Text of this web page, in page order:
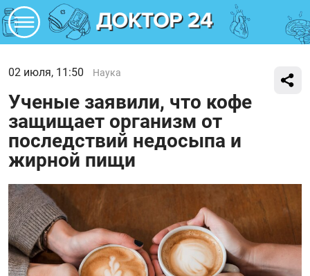
02 июля, 11:50 Наука
Ученые заявили, что кофе
защищает организм от
последствий недосыпа и
жирной пищи